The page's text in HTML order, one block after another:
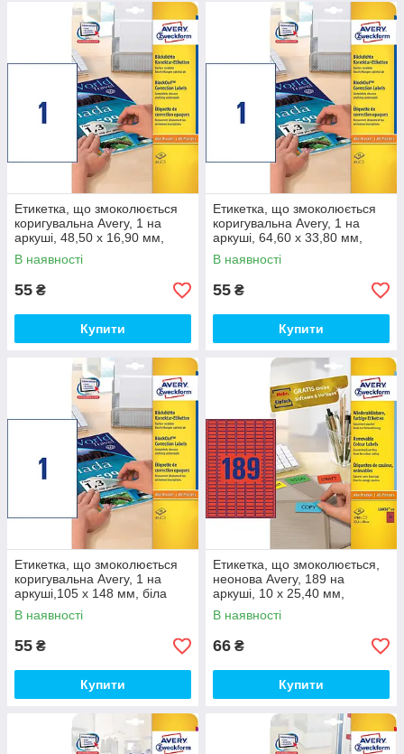
Етикетка, що змоколюється
коригувальна Avery, 1 на
аркуші, 48,50 х 16,90 мм,
біла
В наявності
55 ₴
Купити
Етикетка, що змоколюється
коригувальна Avery, 1 на
аркуші, 64,60 х 33,80 мм,
біла
В наявності
55 ₴
Купити
Етикетка, що змоколюється
коригувальна Avery, 1 на
аркуші,105 х 148 мм, біла
В наявності
55 ₴
Купити
Етикетка, що змоколюється,
неонова Avery, 189 на
аркуші, 10 x 25,40 мм,
червона
В наявності
66 ₴
Купити